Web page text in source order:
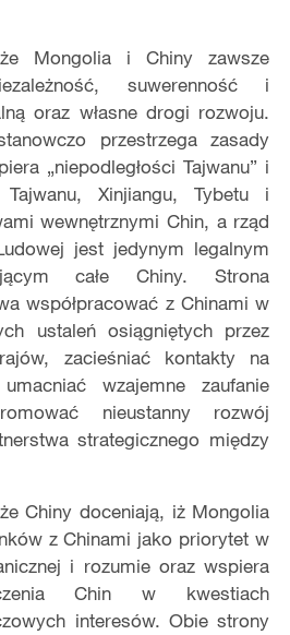
Mongolia i Chiny zawsze
suwerenność i
oraz własne drogi rozwoju.
przestrzega zasady
„niepodległości Tajwanu” i
Xinjiangu, Tybetu i
wewnętrznymi Chin, a rząd
jest jedynym legalnym
całe Chiny. Strona
współpracować z Chinami w
ustaleń osiągniętych przez
zacieśniać kontakty na
wzajemne zaufanie
nieustanny rozwój
strategicznego między
Chiny doceniają, iż Mongolia
z Chinami jako priorytet w
i rozumie oraz wspiera
Chin w kwestiach
interesów. Obie strony